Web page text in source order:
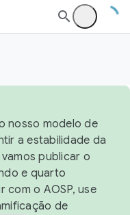
nosso modelo de
a estabilidade da
publicar o
e quarto
com o AOSP, use
de